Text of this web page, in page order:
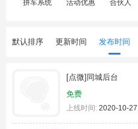
拼车系统 活动优惠 合伙人
默认排序 更新时间 发布时间
[点微]同城后台
免费
上线时间: 2020-10-27